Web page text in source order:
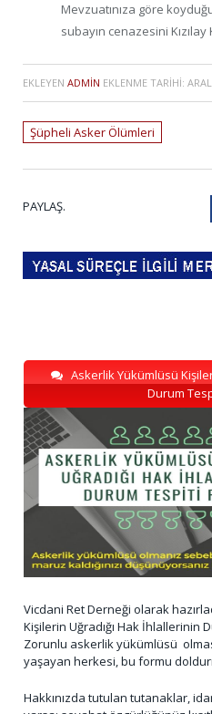
Mevzuatınıza göre
subayın cenazesini Kızılay
EKLEYEN ADMIN EKLENME TARIHI:
Şüpheli Asker Ölümleri
PAYLAŞ.
Askerlik Yükümlüsü
Durum
Vicdani Ret Derneği olarak
Kişilerin Uğradığı Hak İhlallerinin
Zorunlu askerlik yükümlüsü
yaşayan herkesi, bu formu
Hakkınızda tutulan tutanaklar,